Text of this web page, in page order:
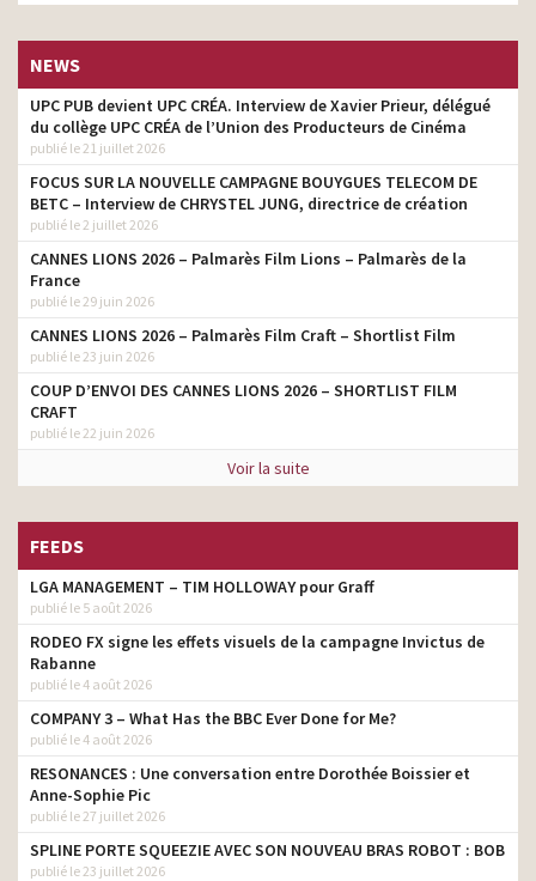
NEWS
UPC PUB devient UPC CRÉA. Interview de Xavier Prieur, délégué
du collège UPC CRÉA de l’Union des Producteurs de Cinéma
publié le 21 juillet 2026
FOCUS SUR LA NOUVELLE CAMPAGNE BOUYGUES TELECOM DE
BETC – Interview de CHRYSTEL JUNG, directrice de création
publié le 2 juillet 2026
CANNES LIONS 2026 – Palmarès Film Lions – Palmarès de la
France
publié le 29 juin 2026
CANNES LIONS 2026 – Palmarès Film Craft – Shortlist Film
publié le 23 juin 2026
COUP D’ENVOI DES CANNES LIONS 2026 – SHORTLIST FILM
CRAFT
publié le 22 juin 2026
Voir la suite
FEEDS
LGA MANAGEMENT – TIM HOLLOWAY pour Graff
publié le 5 août 2026
RODEO FX signe les effets visuels de la campagne Invictus de
Rabanne
publié le 4 août 2026
COMPANY 3 – What Has the BBC Ever Done for Me?
publié le 4 août 2026
RESONANCES : Une conversation entre Dorothée Boissier et
Anne-Sophie Pic
publié le 27 juillet 2026
SPLINE PORTE SQUEEZIE AVEC SON NOUVEAU BRAS ROBOT : BOB
publié le 23 juillet 2026